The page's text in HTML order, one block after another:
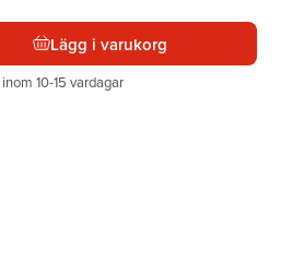
Lägg i varukorg
inom 10-15 vardagar